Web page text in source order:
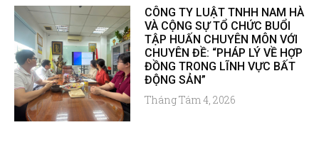
CÔNG TY LUẬT TNHH NAM HÀ
VÀ CỘNG SỰ TỔ CHỨC BUỔI
TẬP HUẤN CHUYÊN MÔN VỚI
CHUYÊN ĐỀ: “PHÁP LÝ VỀ HỢP
ĐỒNG TRONG LĨNH VỰC BẤT
ĐỘNG SẢN”
Tháng Tám 4, 2026